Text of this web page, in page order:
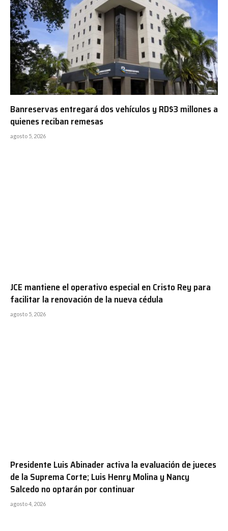
Banreservas entregará dos vehículos y RD$3 millones a
quienes reciban remesas
agosto 5, 2026
JCE mantiene el operativo especial en Cristo Rey para
facilitar la renovación de la nueva cédula
agosto 5, 2026
Presidente Luis Abinader activa la evaluación de jueces
de la Suprema Corte; Luis Henry Molina y Nancy
Salcedo no optarán por continuar
agosto 4, 2026